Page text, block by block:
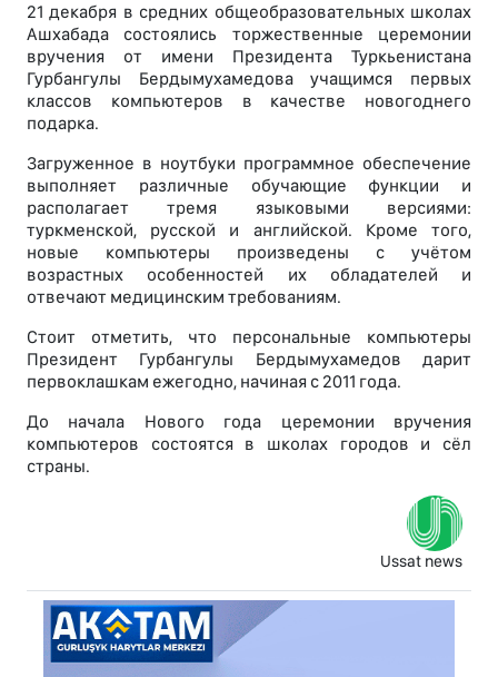
21 декабря в средних общеобразовательных школах
Ашхабада состоялись торжественные церемонии
вручения от имени Президента Туркьенистана
Гурбангулы Бердымухамедова учащимся первых
классов компьютеров в качестве новогоднего
подарка.
Загруженное в ноутбуки программное обеспечение
выполняет различные обучающие функции и
располагает тремя языковыми версиями:
туркменской, русской и английской. Кроме того,
новые компьютеры произведены с учётом
возрастных особенностей их обладателей и
отвечают медицинским требованиям.
Стоит отметить, что персональные компьютеры
Президент Гурбангулы Бердымухамедов дарит
первоклашкам ежегодно, начиная с 2011 года.
До начала Нового года церемонии вручения
компьютеров состоятся в школах городов и сёл
страны.
Ussat news